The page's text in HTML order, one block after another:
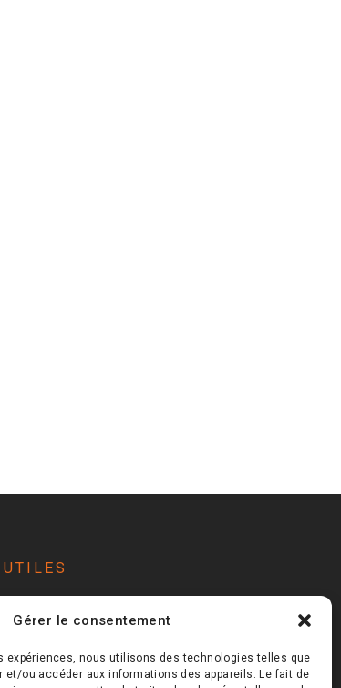
Gérer le consentement
expériences, nous utilisons des technologies telles que
et/ou accéder aux informations des appareils. Le fait de
un don
newsletter